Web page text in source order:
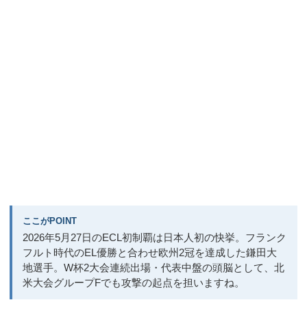
ここがPOINT
2026年5月27日のECL初制覇は日本人初の快挙。フランク
フルト時代のEL優勝と合わせ欧州2冠を達成した鎌田大
地選手。W杯2大会連続出場・代表中盤の頭脳として、北
米大会グループFでも攻撃の起点を担いますね。